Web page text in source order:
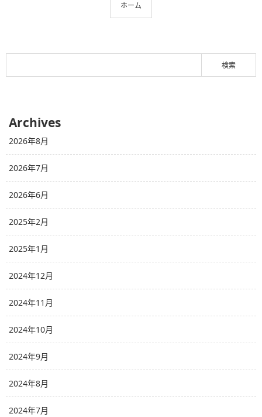
ホーム
Archives
2026年8月
2026年7月
2026年6月
2025年2月
2025年1月
2024年12月
2024年11月
2024年10月
2024年9月
2024年8月
2024年7月